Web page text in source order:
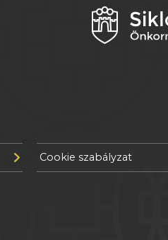
Cookie szabályzat